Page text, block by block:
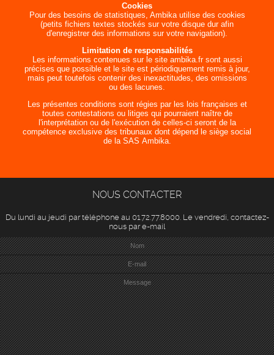
Cookies
Pour des besoins de statistiques, Ambika utilise des cookies
(petits fichiers textes stockés sur votre disque dur afin
d'enregistrer des informations sur votre navigation).
Limitation de responsabilités
Les informations contenues sur le site ambika.fr sont aussi
précises que possible et le site est périodiquement remis à jour,
mais peut toutefois contenir des inexactitudes, des omissions
ou des lacunes.
Les présentes conditions sont régies par les lois françaises et
toutes contestations ou litiges qui pourraient naître de
l'interprétation ou de l'exécution de celles-ci seront de la
compétence exclusive des tribunaux dont dépend le siège social
de la SAS Ambika.
NOUS CONTACTER
Du lundi au jeudi par téléphone au 01.72.77.8000. Le vendredi, contactez-
nous par e-mail